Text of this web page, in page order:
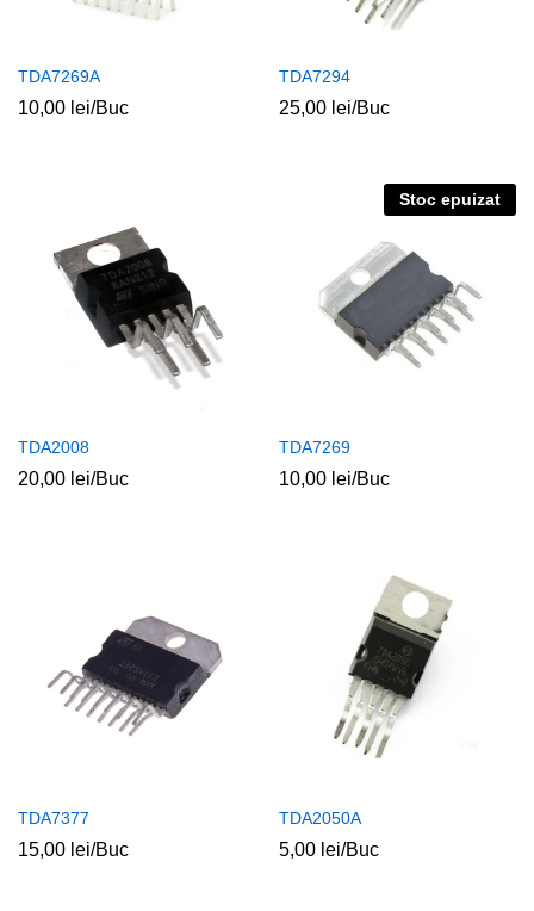
TDA7269A
10,00 lei/Buc
TDA7294
25,00 lei/Buc
TDA2008
20,00 lei/Buc
Stoc epuizat
TDA7269
10,00 lei/Buc
TDA7377
15,00 lei/Buc
TDA2050A
5,00 lei/Buc